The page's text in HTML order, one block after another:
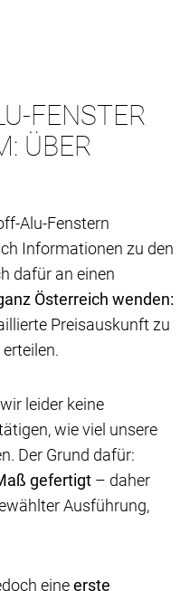
FENSTER
ÜBER
Alu-Fenstern
Informationen zu den
dafür an einen
Österreich wenden:
Preisauskunft zu
leider keine
wie viel unsere
Der Grund dafür:
gefertigt – daher
Ausführung,
eineerste